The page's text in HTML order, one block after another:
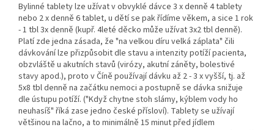
Bylinné tablety lze užívat v obvyklé dávce 3 x denně 4 tablety
nebo 2 x denně 6 tablet, u dětí se pak řídíme věkem, a sice 1 rok
- 1 tbl 3x denně (kupř. 4leté děcko může užívat 3x2 tbl denně).
Platí zde jedna zásada, že "na velkou díru velká záplata" čili
dávkování lze přizpůsobit dle stavu a intenzity potíží pacienta,
obzvláště u akutních stavů (virózy, akutní záněty, bolestivé
stavy apod.), proto v Číně používají dávku až 2 - 3 x vyšší, tj. až
5x8 tbl denně na začátku nemoci a postupně se dávka snižuje
dle ústupu potíží. ("Když chytne stoh slámy, kýblem vody ho
neuhasíš" říká zase jedno české přísloví). Tablety se užívají
většinou na lačno, a to minimálně 15 minut před jídlem